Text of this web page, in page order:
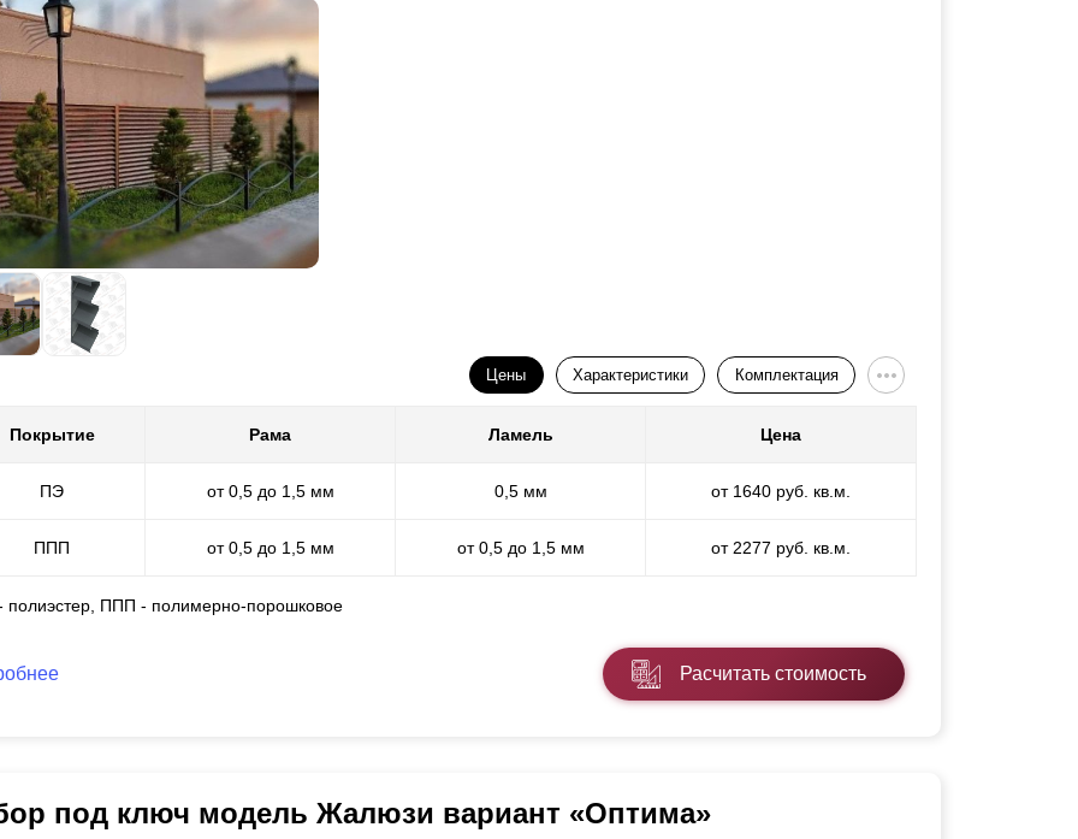
Цены Характеристики Комплектация
Покрытие Рама Ламель Цена
ПЭ от 0,5 до 1,5 мм 0,5 мм от 1640 руб. кв.м.
ППП от 0,5 до 1,5 мм от 0,5 до 1,5 мм от 2277 руб. кв.м.
полиэстер, ППП - полимерно-порошковое
Расчитать стоимость
под ключ модель Жалюзи вариант «Оптима»